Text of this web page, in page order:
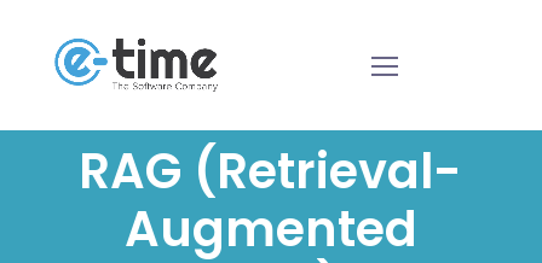
RAG (Retrieval-
Augmented